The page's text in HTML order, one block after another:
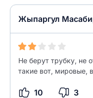
Жыпаргул
Не берут трубку, не
такие вот, мировые,
10 3